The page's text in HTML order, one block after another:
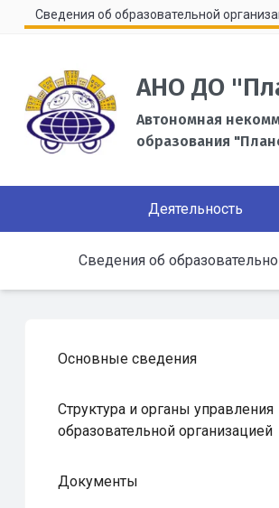
Сведения об образовательной
АНО ДО
Автономная
образования
Деятельность
Сведения об
Основные сведения
Структура и органы управления
образовательной организацией
Документы